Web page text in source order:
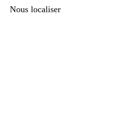
Nous localiser